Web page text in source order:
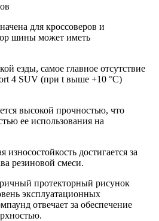
для кроссоверов и
шины может иметь
езды, самое главное отсутствие
4 SUV (при t выше +10 °С)
высокой прочностью, что
ее использования на
достигается за
резиновой смеси.
протекторный рисунок
эксплуатационных
отвечает за обеспечение